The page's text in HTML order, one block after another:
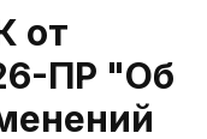
от
ПР "Об